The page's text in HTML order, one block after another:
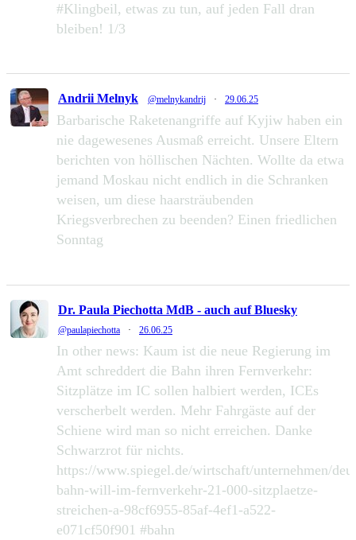
#Klingbeil, etwas zu tun, auf jeden Fall dran
bleiben! 1/3
Andrii Melnyk @melnykandrij · 29.06.25
Barbarische Raketenangriffe auf Kyjiw haben ein
nie dagewesenes Ausmaß erreicht. Unsere Eltern
berichten von höllischen Nächten. Wollte da etwa
jemand Moskau nicht endlich in die Schranken
weisen, um diese haarsträubenden
Kriegsverbrechen zu beenden? Einen friedlichen
Sonntag
Dr. Paula Piechotta MdB - auch auf Bluesky
@paulapiechotta · 26.06.25
In other news: Kaum ist die neue Regierung im
Amt schreddert die Bahn ihren Fernverkehr:
Sitzplätze im IC sollen halbiert werden, ICEs
verscherbelt werden. Mehr Fahrgäste auf der
Schiene wird man so nicht erreichen. Danke
Schwarzrot für nichts.
https://www.spiegel.de/wirtschaft/unternehmen/
bahn-will-im-fernverkehr-21-000-sitzplaetze-
streichen-a-98cf6955-85af-4ef1-a522-
e071cf50f901 #bahn